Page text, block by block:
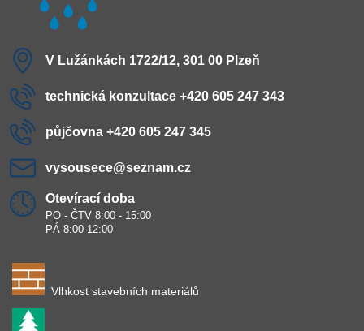
V Lužánkách 1722/12, 301 00 Plzeň
technická konzultace +420 605 247 343
půjčovna +420 605 247 345
vysousece​@seznam​.cz
Otevírací doba
PO - ČTV 8:00 - 15:00
PÁ 8:00-12:00
Vlhkost stavebních materiálů